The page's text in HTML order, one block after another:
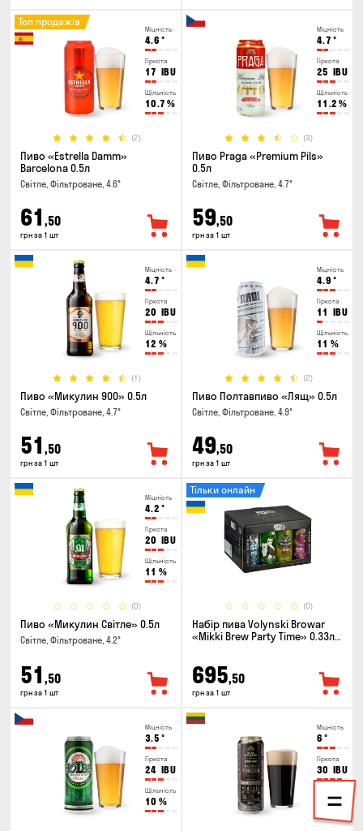
Міцність
4.6 °
Гіркота
17 IBU
Щільність
10.7 %
(2)
Топ продажів
Пиво «Estrella Damm»
Barcelona 0.5л
Світле, Фільтроване, 4.6°
61 ,50
грн за 1 шт
Міцність
4.7 °
Гіркота
25 IBU
Щільність
11.2 %
(3)
Пиво Praga «Premium Pils»
0.5л
Світле, Фільтроване, 4.7°
59,50
грн за 1 шт
Міцність
4.7 °
Гіркота
20 IBU
Щільність
12 %
(1)
Пиво «Микулин 900» 0.5л
Світле, Фільтроване, 4.7°
51 ,50
грн за 1 шт
Міцність
4.9 °
Гіркота
11 IBU
Щільність
11 %
(2)
Пиво Полтавпиво «Лящ» 0.5л
Світле, Фільтроване, 4.9°
49,50
грн за 1 шт
Міцність
4.2 °
Гіркота
20 IBU
Щільність
11 %
(0)
Пиво «Микулин Світле» 0.5л
Світле, Фільтроване, 4.2°
51 ,50
грн за 1 шт
(0)
Тільки онлайн
Набір пива Volynski Browar
«Mikki Brew Party Time» 0.33л х
695,50
грн за 1 шт
Міцність
3.5 °
Гіркота
24 IBU
Щільність
10 %
Міцність
6 °
Гіркота
30 IBU
18.5%